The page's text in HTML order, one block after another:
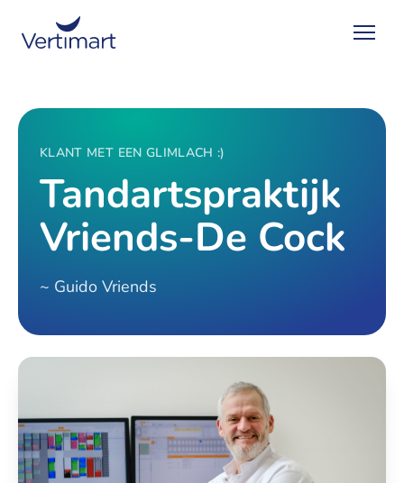
KLANT MET EEN GLIMLACH :)
Tandartspraktijk
Vriends-De Cock
~ Guido Vriends